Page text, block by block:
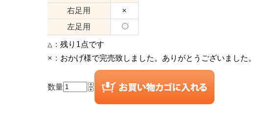
右足用
×
左足用
△： 残り1点です
×： おかげ様で完売致しました。ありがとうございました。
数量